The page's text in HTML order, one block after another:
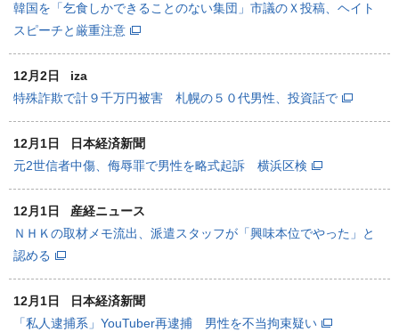
韓国を「乞食しかできることのない集団」市議のＸ投稿、ヘイト
スピーチと厳重注意
12月2日
iza
特殊詐欺で計９千万円被害 札幌の５０代男性、投資話で
12月1日
日本経済新聞
元2世信者中傷、侮辱罪で男性を略式起訴 横浜区検
12月1日
産経ニュース
ＮＨＫの取材メモ流出、派遣スタッフが「興味本位でやった」と
認める
12月1日
日本経済新聞
「私人逮捕系」YouTuber再逮捕 男性を不当拘束疑い